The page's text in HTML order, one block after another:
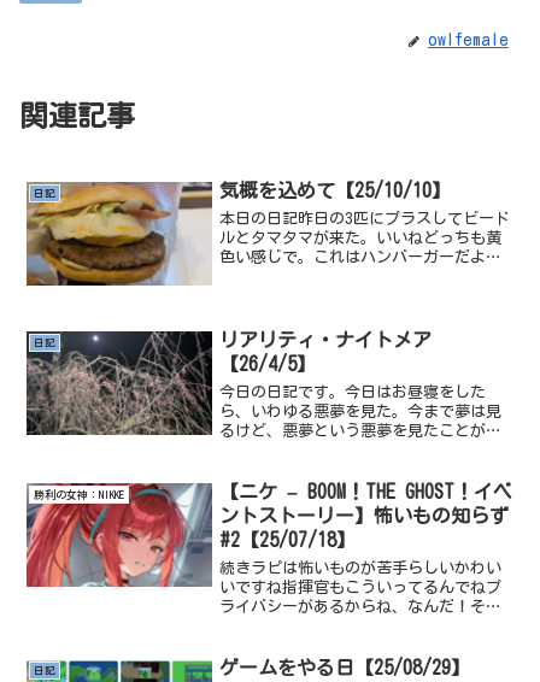
owlfemale
関連記事
日記 気概を込めて【25/10/10】
本日の日記昨日の3匹にプラスしてビード
ルとタマタマが来た。いいねどっちも黄
色い感じで。これはハンバーガーだよ。
102番道路の厳選が1...
日記
リアリティ・ナイトメア
【26/4/5】
今日の日記です。今日はお昼寝をした
ら、いわゆる悪夢を見た。今まで夢は見
るけど、悪夢という悪夢を見たことがな
に出てくるような、何者かに追いかけら
れる夢とか誰かが殺されてし...
勝利の女神：NIKKE
【ニケ – BOOM！THE GHOST！イベ
ントストーリー】怖いもの知らず
#2【25/07/18】
続きラピは怖いものが苦手らしいかわい
いですね指揮官もこういってるんでねプ
ライバシーがあるからね、なんだ！その
グもこう言ってるし指揮官もこうってる
日記 ゲームをやる日【25/08/29】